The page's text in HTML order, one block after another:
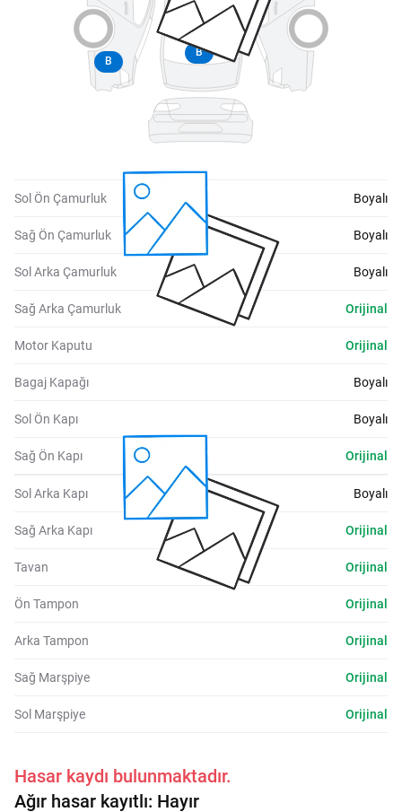
B
B
Sol Ön Çamurluk Boyalı
Sağ Ön Çamurluk Boyalı
Sol Arka Çamurluk Boyalı
Sağ Arka Çamurluk Orijinal
Motor Kaputu Orijinal
Bagaj Kapağı Boyalı
Sol Ön Kapı Boyalı
Sağ Ön Kapı Orijinal
Sol Arka Kapı Boyalı
Sağ Arka Kapı Orijinal
Tavan Orijinal
Ön Tampon Orijinal
Arka Tampon Orijinal
Sağ Marşpiye Orijinal
Sol Marşpiye Orijinal
Hasar kaydı bulunmaktadır.
Ağır hasar kayıtlı: Hayır